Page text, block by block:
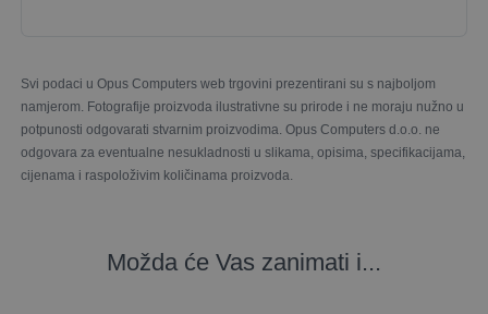
Svi podaci u Opus Computers web trgovini prezentirani su s najboljom
namjerom. Fotografije proizvoda ilustrativne su prirode i ne moraju nužno u
potpunosti odgovarati stvarnim proizvodima. Opus Computers d.o.o. ne
odgovara za eventualne nesukladnosti u slikama, opisima, specifikacijama,
cijenama i raspoloživim količinama proizvoda.
Možda će Vas zanimati i...